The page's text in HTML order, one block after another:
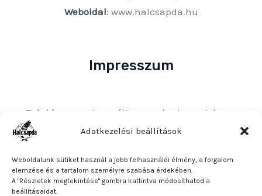
Adatkezelési beállítások
Weboldalunk sütiket használ a jobb felhasználói élmény, a forgalom
elemzése és a tartalom személyre szabása érdekében.
A "Részletek megtekintése" gombra kattintva módosíthatod a
beállításaidat.
Weboldal: www.halcsapda.hu
Impresszum
Tulajdonos
: Bakos Bálint E. V. (Halcsapda)
Székhely és postacím: 2890 Tata, Nyárfa u. 7.
Közösségi adószám: HU90921379
Bankszámlaszám: OTP Bank 11740047-27102600